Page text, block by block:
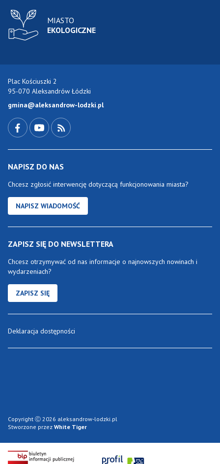
MIASTO
EKOLOGICZNE
Plac Kościuszki 2
95-070 Aleksandrów Łódzki
gmina@aleksandrow-lodzki.pl
NAPISZ DO NAS
Chcesz zgłosić interwencję dotyczącą funkcjonowania miasta?
NAPISZ WIADOMOŚĆ
ZAPISZ SIĘ DO NEWSLETTERA
Chcesz otrzymywać od nas informacje o najnowszych nowinach i
wydarzeniach?
ZAPISZ SIĘ
Deklaracja dostępności
Copyright Ⓒ 2026 aleksandrow-lodzki.pl
Stworzone przez White Tiger